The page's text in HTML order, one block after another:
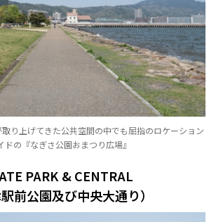
り上げてきた公共空間の中でも屈指のロケーション
の『なぎさ公園おまつり広場』
PARK & CENTRAL
前公園及び中央大通り）